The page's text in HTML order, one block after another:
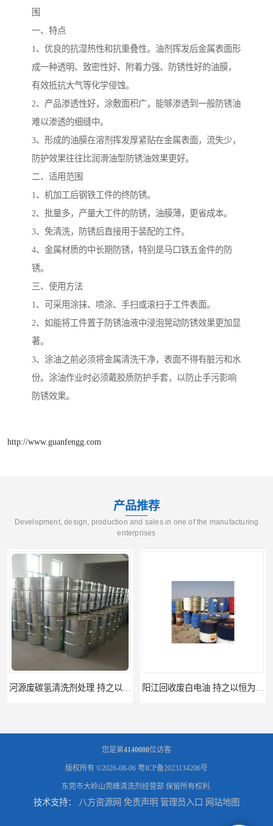
围
一、特点
1、优良的抗湿热性和抗重叠性。油剂挥发后金属表面形
成一种透明、致密性好、附着力强、防锈性好的油膜，
有效抵抗大气等化学侵蚀。
2、产品渗透性好，涂敷面积广，能够渗透到一般防锈油
难以渗透的细缝中。
3、形成的油膜在溶剂挥发厚紧贴在金属表面，流失少，
防护效果往往比润滑油型防锈油效果更好。
二、适用范围
1、机加工后钢铁工件的终防锈。
2、批量多，产量大工件的防锈，油膜薄，更省成本。
3、免清洗，防锈后直接用于装配的工件。
4、金属材质的中长期防锈，特别是马口铁五金件的防
锈。
三、使用方法
1、可采用涂抹、喷涂、手扫或滚扫于工件表面。
2、如能将工件置于防锈油液中浸泡晃动防锈效果更加显
著。
3、涂油之前必须将金属清洗干净，表面不得有脏污和水
份。涂油作业时必须戴胶质防护手套，以防止手污影响
防锈效果。
http://www.guanfengg.com
产品推荐
Development, design, production and sales in one of the manufacturing
enterprises
梅州回收废碳氢清洗剂 现款交易
您是第4140080位访客
版权所有 ©2026-08-06 粤ICP备2023134206号
东莞市大岭山莞峰清洗剂经营部 保留所有权利.
技术支持： 八方资源网 免责声明 管理员入口 网站地图